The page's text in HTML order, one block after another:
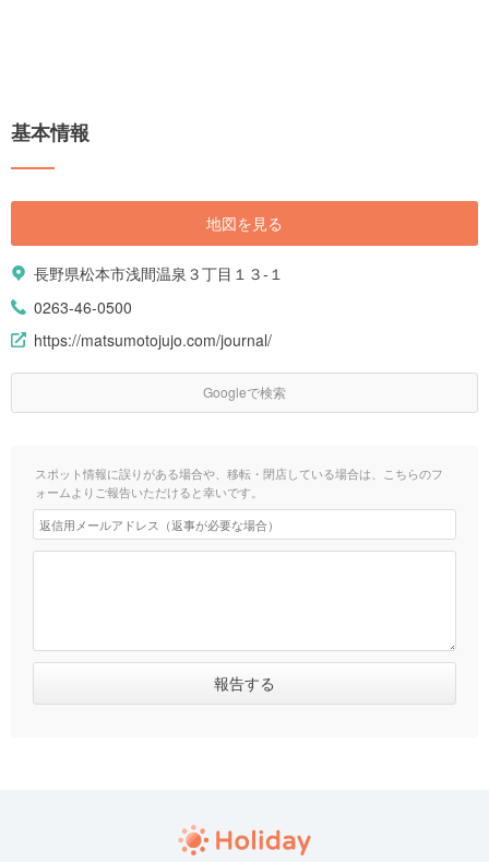
基本情報
地図を見る
長野県松本市浅間温泉３丁目１３-１
0263-46-0500
https://matsumotojujo.com/journal/
Googleで検索
スポット情報に誤りがある場合や、移転・閉店している場合は、こちらのフ
ォームよりご報告いただけると幸いです。